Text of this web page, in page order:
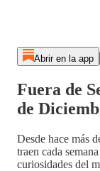
Abrir en la app
Fuera de
de
Desde hace más
traen cada
curiosidades del